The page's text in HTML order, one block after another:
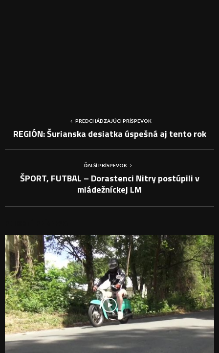
PREDCHÁDZAJÚCI PRÍSPEVOK
REGIÓN: Šurianska desiatka úspešná aj tento rok
ĎALŠÍ PRÍSPEVOK
ŠPORT, FUTBAL – Dorastenci Nitry postúpili v
mládežníckej LM